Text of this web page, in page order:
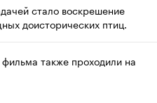
стало воскрешение
доисторических птиц.
также проходили на